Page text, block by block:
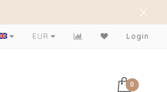
EUR Login
0